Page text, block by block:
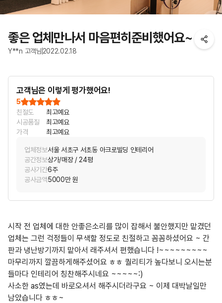
좋은 업체만나서 마음편히준비했어요~
Y**n 고객님 2022.02.18
고객님은 이렇게 평가했어요!
5
친절도
최고예요
시공품질
최고예요
가격
최고예요
업체정보서울 서초구 서초동 아크로빌딩 인테리어
공간정보상가/매장 / 24평
공사기간6주
공사금액5000만 원
시작 전 업체에 대한 안좋은소리를 많이 잡해서 불안했지만 맡겼던
업체는 그런 걱정들이 무색할 정도로 친절하고 꼼꼼하셨어요 ~ 간
판과 냉난방기까지 맡아서 래주셔서 편했습니다 !~~~~~~~~~
마무리까지 깔끔하게해주셨어요 ㅎㅎ 퀄리티가 높다보니 오시는분
들마다 인테리어 칭찬해주시네요 ~~~~~:)
사소한 as였는데 바로오셔서 해주시더라구요 ~ 이제 대박날일만
남았습니다 ㅎㅎ~